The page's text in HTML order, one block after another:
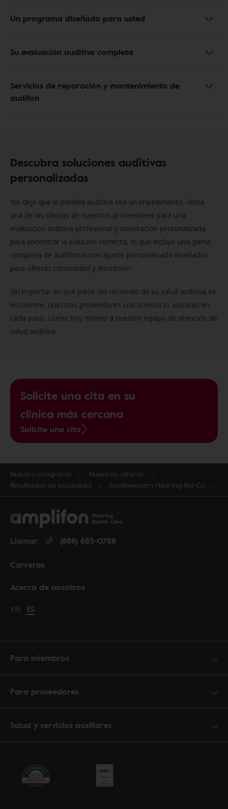
Un programa diseñado para usted
Su evaluación auditiva completa
Servicios de reparación y mantenimiento de
audífon
Descubra soluciones auditivas
personalizadas
No deje que la pérdida auditiva sea un impedimento. Visite
una de las clínicas de nuestros proveedores para una
evaluación auditiva profesional y orientación personalizada
para encontrar la solución correcta, lo que incluye una gama
completa de audífonos con ajuste personalizado diseñados
para ofrecer comodidad y discreción.
Sin importar en qué parte del recorrido de su salud auditiva se
encuentre, nuestros proveedores con licencia lo asistirán en
cada paso. Llame hoy mismo a nuestro equipo de atención de
salud auditiva.
Solicite una cita en su
clínica más cercana
Solicite una cita
Nuestro programa
Nuestras clínicas
Resultados de búsqueda
Southwestern Hearing Aid Co
Acerca de nosotros
Carreras
Llamar (888) 685-0788
Change language to English
EN Cambiar idioma a español
ES
Para miembros
Para proveedores
Salud y servicios auxiliares